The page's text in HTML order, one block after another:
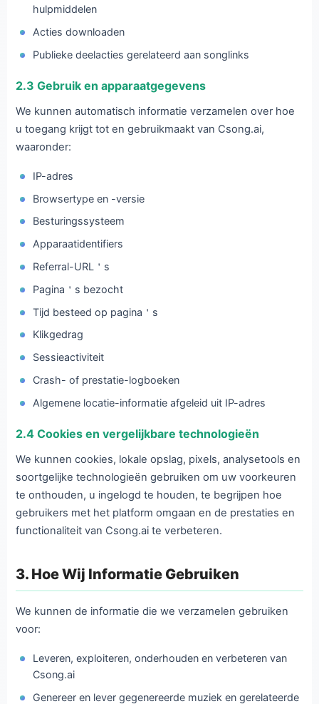
hulpmiddelen
Acties downloaden
Publieke deelacties gerelateerd aan songlinks
2.3 Gebruik en apparaatgegevens
We kunnen automatisch informatie verzamelen over hoe
u toegang krijgt tot en gebruikmaakt van Csong.ai,
waaronder:
IP-adres
Browsertype en -versie
Besturingssysteem
Apparaatidentifiers
Referral-URL＇s
Pagina＇s bezocht
Tijd besteed op pagina＇s
Klikgedrag
Sessieactiviteit
Crash- of prestatie-logboeken
Algemene locatie-informatie afgeleid uit IP-adres
2.4 Cookies en vergelijkbare technologieën
We kunnen cookies, lokale opslag, pixels, analysetools en
soortgelijke technologieën gebruiken om uw voorkeuren
te onthouden, u ingelogd te houden, te begrijpen hoe
gebruikers met het platform omgaan en de prestaties en
functionaliteit van Csong.ai te verbeteren.
3. Hoe Wij Informatie Gebruiken
We kunnen de informatie die we verzamelen gebruiken
voor:
Leveren, exploiteren, onderhouden en verbeteren van
Csong.ai
Genereer en lever gegenereerde muziek en gerelateerde